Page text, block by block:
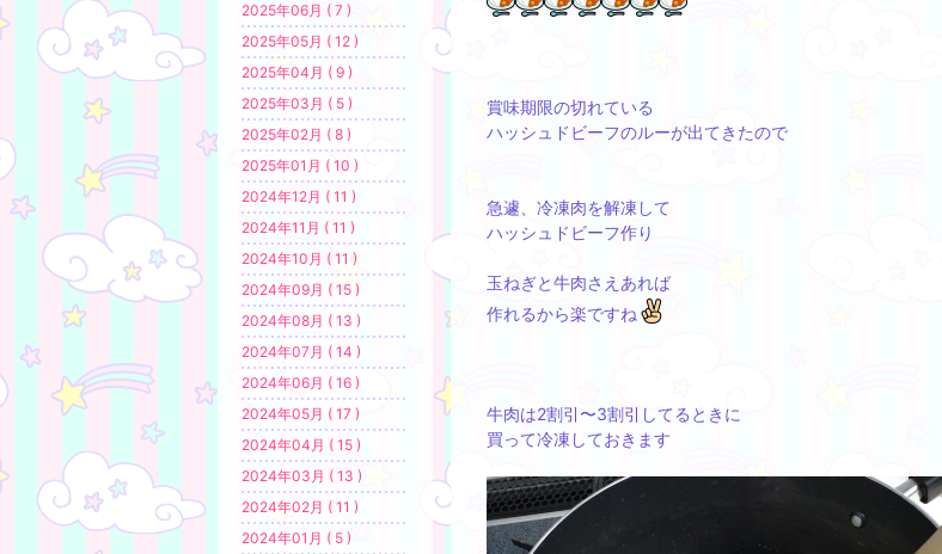
賞味期限の切れている
ハッシュドビーフのルーが出てきたので
急遽、冷凍肉を解凍して
ハッシュドビーフ作り
玉ねぎと牛肉さえあれば
作れるから楽ですね
牛肉は2割引〜3割引してるときに
買って冷凍しておきます
2025年06月 ( 7 )
2025年05月 ( 12 )
2025年04月 ( 9 )
2025年03月 ( 5 )
2025年02月 ( 8 )
2025年01月 ( 10 )
2024年12月 ( 11 )
2024年11月 ( 11 )
2024年10月 ( 11 )
2024年09月 ( 15 )
2024年08月 ( 13 )
2024年07月 ( 14 )
2024年06月 ( 16 )
2024年05月 ( 17 )
2024年04月 ( 15 )
2024年03月 ( 13 )
2024年02月 ( 11 )
2024年01月 ( 5 )